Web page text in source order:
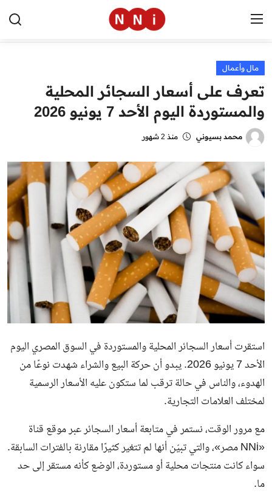
الرئيسية
اخبار مصر
العالم
مال وأعمال
تقنية
التعليم
منوعات
مال وأعمال
تعرف على أسعار السجائر المحلية
والمستوردة اليوم الأحد 7 يونيو 2026
محمد بسيوني منذ 2 شهور
استقرت أسعار السجائر المحلية والمستوردة في السوق المصري اليوم
الأحد 7 يونيو 2026. يبدو أن حركة البيع والشراء شهدت نوعًا من
الهدوء، والناس في حالة ترقب لما ستكون عليه الأسعار الرسمية
لمختلف العلامات التجارية.
مع مرور الوقت، نستمر في متابعة أسعار السجائر عبر موقع قناة
«NNi مصر»، والتي تبيّن أنها لم تتغير كثيرًا مقارنة بالفترات السابقة.
سواء كانت منتجات محلية أو مستوردة، الوضع كأنه مستقر إلى حد
ما.